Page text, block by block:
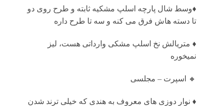
♦️وسط شال پارچه اسلپ مشکیه ثابته و طرح روی دو
تا دسته هاش فرق می کنه و سه تا طرح داره
♦️ متریالش نخ اسلپ مشکی وارداتی هست، لیز
نمیخوره
🔸 اسپرت – مجلسی
♦️ نوار دوزی های معروف به هندی که خیلی ترند شدن